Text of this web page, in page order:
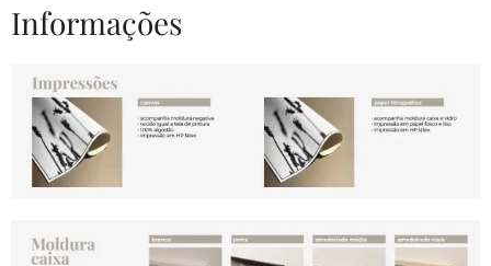
Informações